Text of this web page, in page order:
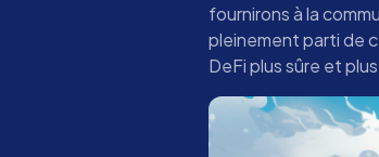
fournirons à la
pleinement parti de
DeFi plus sûre et